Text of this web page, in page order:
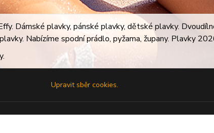
Dámské plavky, pánské plavky, dětské plavky.
Nabízíme spodní prádlo, pyžama, župany. Plavky
Upravit sběr cookies.